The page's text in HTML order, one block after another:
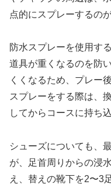
点的にスプレーするの
防水スプレーを使用す
道具が重くなるのを防
くくなるため、プレー
スプレーをする際は、
してからコースに持ち
シューズについても、
が、足首周りからの浸
え、替えの靴下を2〜3